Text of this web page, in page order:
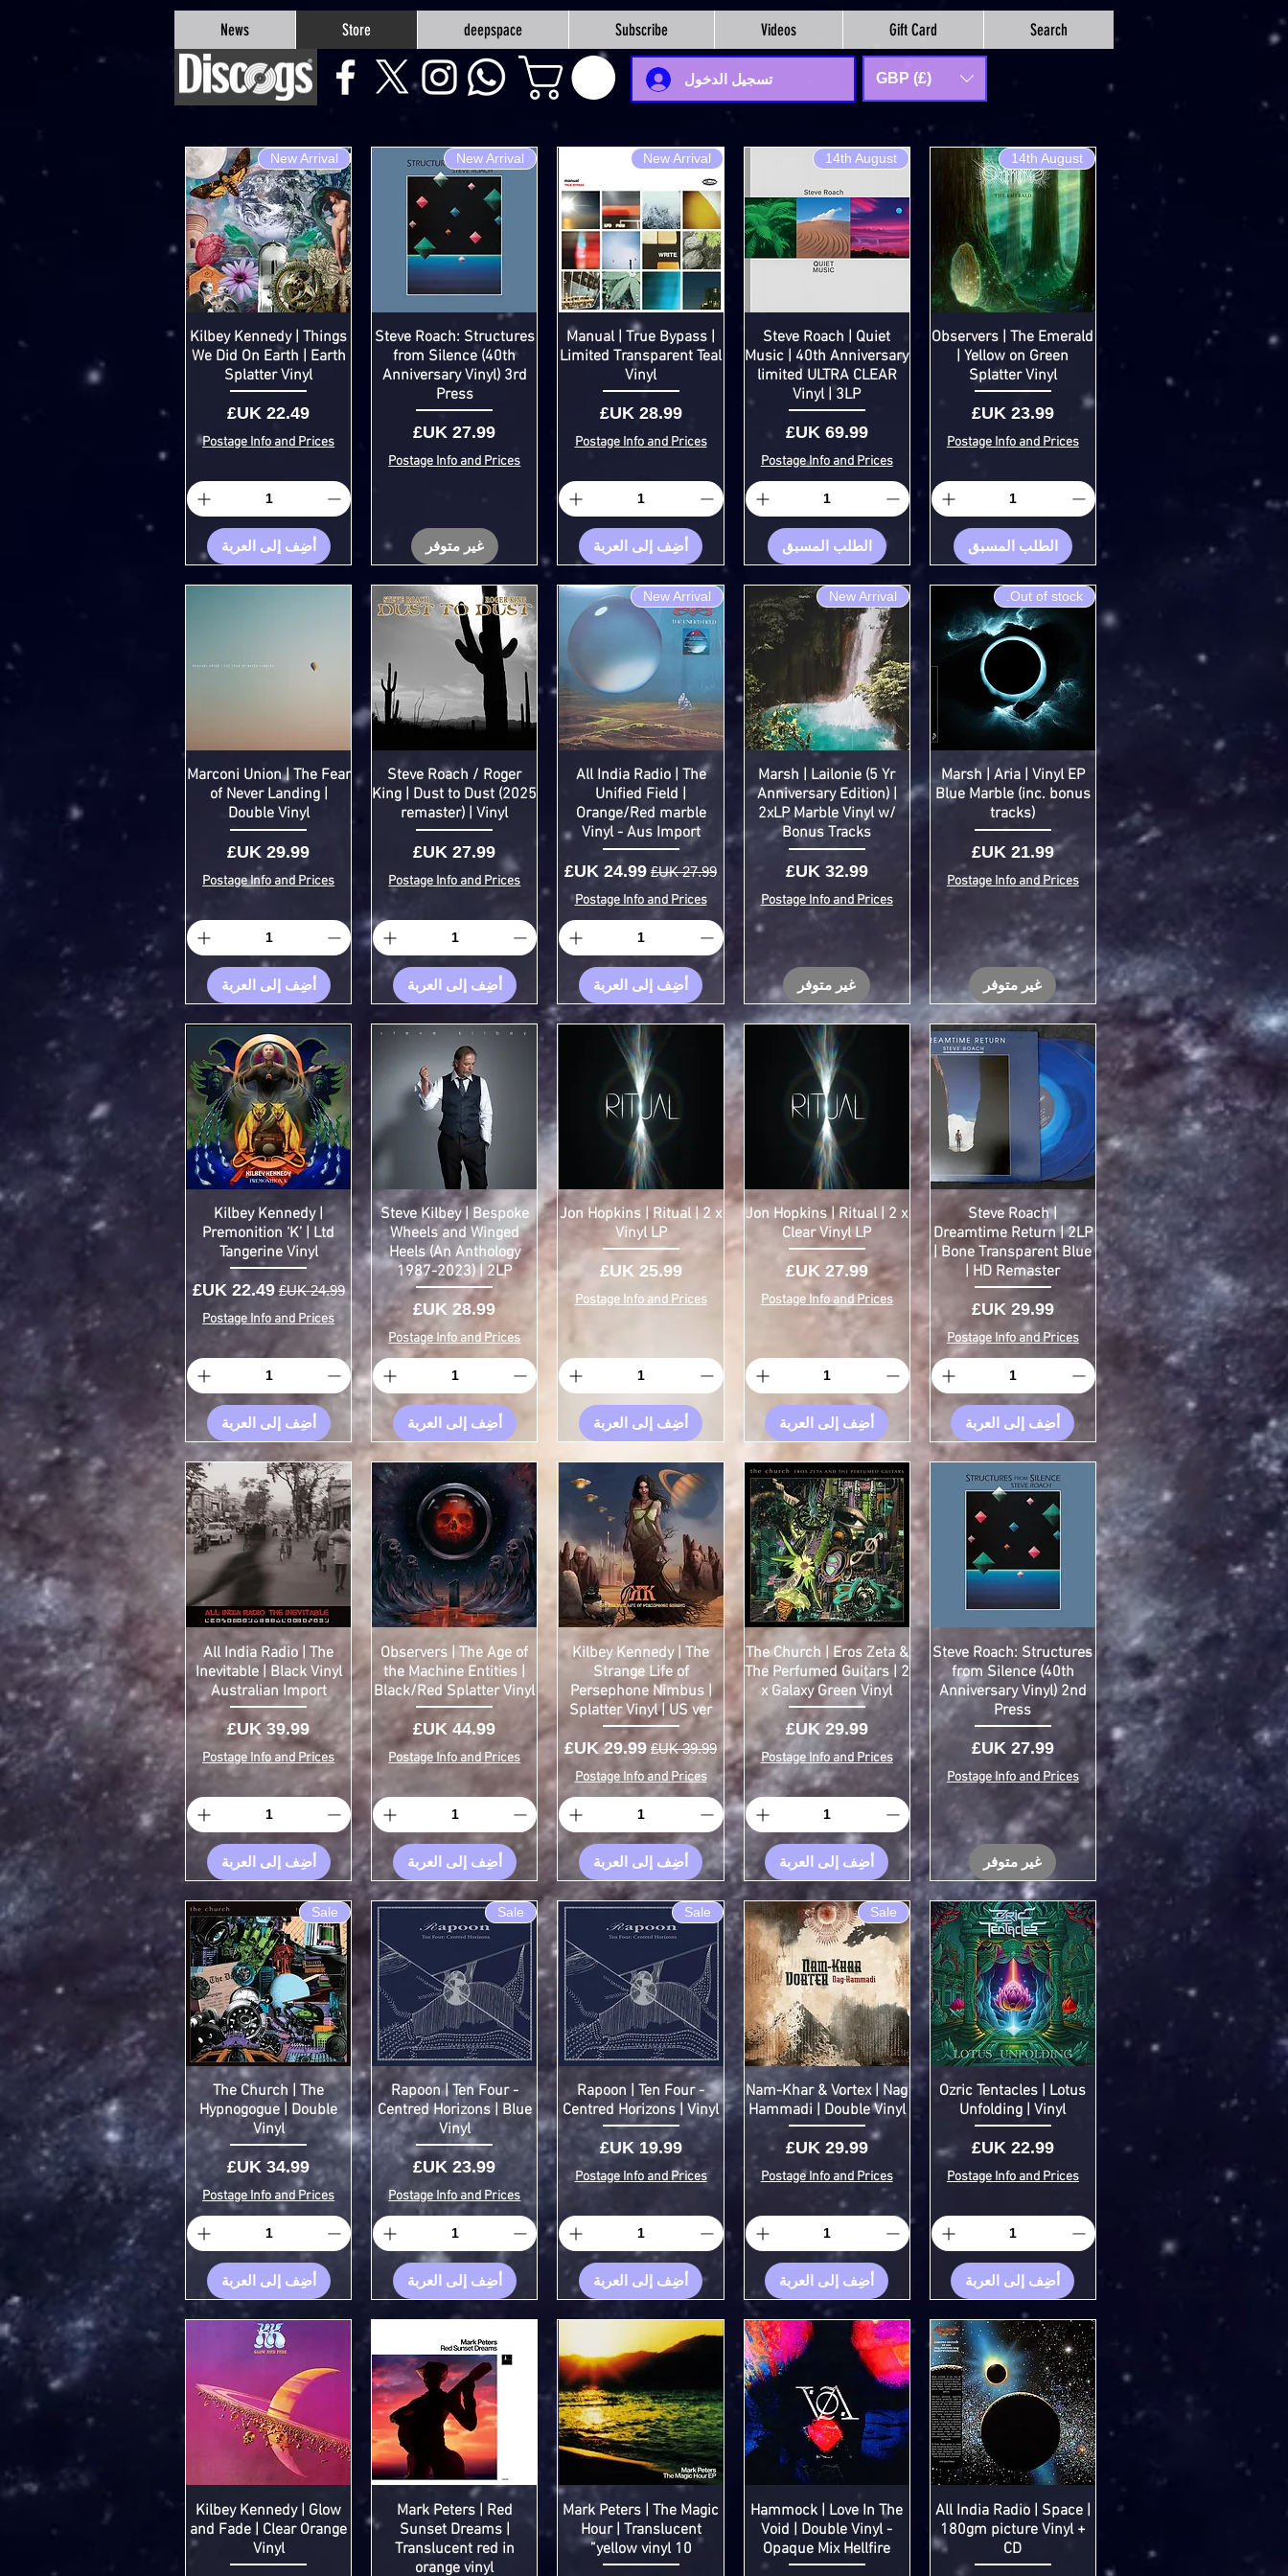
News Store deepspace Subscribe Videos Gift Card Search
تسجيل الدخول GBP (£)
14th August
Observers | The Emerald
| Yellow on Green
Splatter Vinyl
السعر‏23.99 UK£
Postage Info and Prices
الطلب المسبق
14th August
Steve Roach | Quiet
Music | 40th Anniversary
limited ULTRA CLEAR
Vinyl | 3LP
السعر‏69.99 UK£
Postage Info and Prices
الطلب المسبق
New Arrival
Manual | True Bypass |
Limited Transparent Teal
Vinyl
السعر‏28.99 UK£
Postage Info and Prices
أضِف إلى العربة
New Arrival
Steve Roach: Structures
from Silence (40th
Anniversary Vinyl) 3rd
Press
السعر
Postage Info and Prices
غير متوفر
New Arrival
Kilbey Kennedy | Things
We Did On Earth | Earth
Splatter Vinyl
السعر
Postage Info and Prices
أضِف إلى العربة
Out of stock.
Marsh | Aria | Vinyl EP
Blue Marble (inc. bonus
tracks)
السعر‏21.99 UK£
Postage Info and Prices
غير متوفر
New Arrival
Marsh | Lailonie (5 Yr
Anniversary Edition) |
2xLP Marble Vinyl w/
Bonus Tracks
السعر‏32.99 UK£
Postage Info and Prices
غير متوفر
New Arrival
All India Radio | The
Unified Field |
Orange/Red marble
Vinyl - Aus Import
سعر عاديسعر البيع
Postage Info and Prices
أضِف إلى العربة
Steve Roach / Roger
King | Dust to Dust (2025
remaster) | Vinyl
السعر
Postage Info and Prices
أضِف إلى العربة
Marconi Union | The Fear
of Never Landing |
Double Vinyl
السعر
Postage Info and Prices
أضِف إلى العربة
Steve Roach |
Dreamtime Return | 2LP
| Bone Transparent Blue
| HD Remaster
السعر‏29.99 UK£
Postage Info and Prices
أضِف إلى العربة
Jon Hopkins | Ritual | 2 x
Clear Vinyl LP
السعر‏27.99 UK£
Postage Info and Prices
أضِف إلى العربة
Jon Hopkins | Ritual | 2 x
Vinyl LP
السعر‏25.99 UK£
Postage Info and Prices
أضِف إلى العربة
Steve Kilbey | Bespoke
Wheels and Winged
Heels (An Anthology
1987-2023) | 2LP
السعر‏28.99 UK£
Postage Info and Prices
أضِف إلى العربة
Kilbey Kennedy |
Premonition ‘K’ | Ltd
Tangerine Vinyl
سعر عادي‏24.99 UK£ سعر البيع‏22.49 UK£
Postage Info and Prices
أضِف إلى العربة
Steve Roach: Structures
from Silence (40th
Anniversary Vinyl) 2nd
Press
السعر‏27.99 UK£
Postage Info and Prices
غير متوفر
The Church | Eros Zeta &
The Perfumed Guitars | 2
x Galaxy Green Vinyl
السعر‏29.99 UK£
Postage Info and Prices
أضِف إلى العربة
Kilbey Kennedy | The
Strange Life of
Persephone Nimbus |
Splatter Vinyl | US ver
سعر عاديسعر البيع
Postage Info and Prices
أضِف إلى العربة
Observers | The Age of
the Machine Entities |
Black/Red Splatter Vinyl
السعر
Postage Info and Prices
أضِف إلى العربة
All India Radio | The
Inevitable | Black Vinyl
Australian Import
السعر
Postage Info and Prices
أضِف إلى العربة
Ozric Tentacles | Lotus
Unfolding | Vinyl
السعر‏22.99 UK£
Postage Info and Prices
أضِف إلى العربة
Sale
Nam-Khar & Vortex | Nag
Hammadi | Double Vinyl
السعر‏29.99 UK£
Postage Info and Prices
أضِف إلى العربة
Sale
Rapoon | Ten Four -
Centred Horizons | Vinyl
السعر‏19.99 UK£
Postage Info and Prices
أضِف إلى العربة
Sale
Rapoon | Ten Four -
Centred Horizons | Blue
Vinyl
السعر
Postage Info and Prices
أضِف إلى العربة
Sale
The Church | The
Hypnogogue | Double
Vinyl
السعر
Postage Info and Prices
أضِف إلى العربة
All India Radio | Space |
180gm picture Vinyl +
CD
Hammock | Love In The
Void | Double Vinyl -
Opaque Mix Hellfire
Mark Peters | The Magic
Hour | Translucent
yellow vinyl 10”
Mark Peters | Red
Sunset Dreams |
Translucent red in
orange vinyl
Kilbey Kennedy | Glow
and Fade | Clear Orange
Vinyl